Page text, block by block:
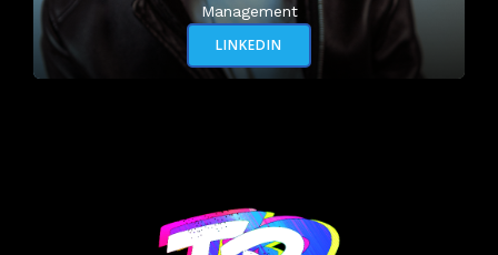
Management
LINKEDIN